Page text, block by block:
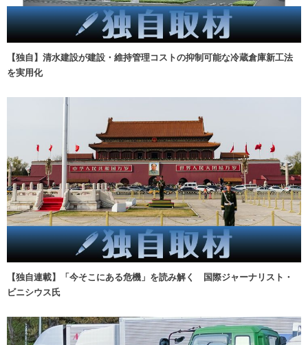
【独自】清水建設が建設・維持管理コストの抑制可能な冷蔵倉庫新工法
を実用化
【独自連載】「今そこにある危機」を読み解く 国際ジャーナリスト・
ビニシウス氏